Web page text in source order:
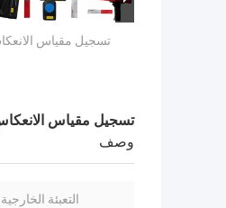
تسجيل مقياس
تسجيل مقياس
وصف
التعبئة الخارجية: